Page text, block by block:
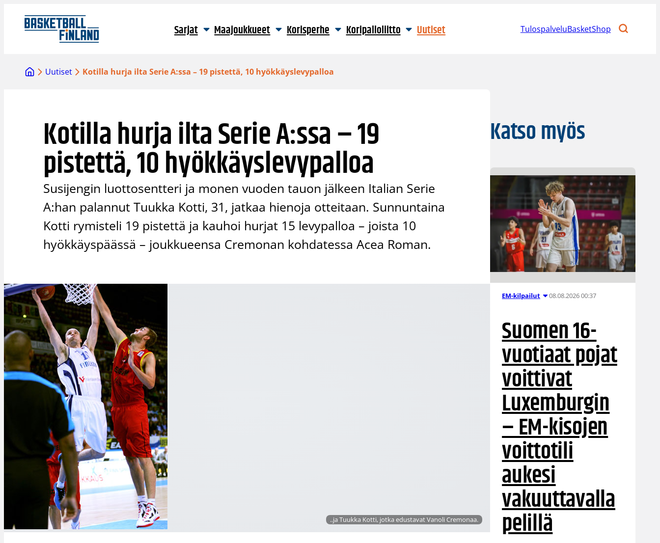
sisältöön
Sarjat Maajoukkueet Korisperhe Koripalloliitto Uutiset TulospalveluBasketShop
Uutiset Kotilla hurja ilta Serie A:ssa – 19 pistettä, 10 hyökkäyslevypalloa
Kotilla hurja ilta Serie A:ssa – 19
pistettä, 10 hyökkäyslevypalloa
Susijengin luottosentteri ja monen vuoden tauon jälkeen Italian Serie
A:han palannut Tuukka Kotti, 31, jatkaa hienoja otteitaan. Sunnuntaina
Kotti rymisteli 19 pistettä ja kauhoi hurjat 15 levypalloa – joista 10
hyökkäyspäässä – joukkueensa Cremonan kohdatessa Acea Roman.
..ja Tuukka Kotti, jotka edustavat Vanoli Cremonaa.
Katso myös
EM-kilpailut 08.08.2026 00:37
Suomen 16-
vuotiaat pojat
voittivat
Luxemburgin
– EM-kisojen
voittotili
aukesi
vakuuttavalla
pelillä